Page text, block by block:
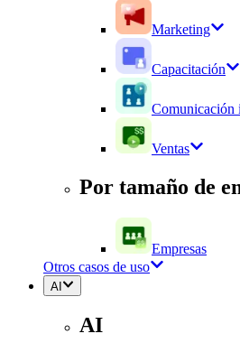
Marketing
Capacitación
Comunicación
Ventas
Por tamaño de
Empresas
Otros casos de uso
AI
AI